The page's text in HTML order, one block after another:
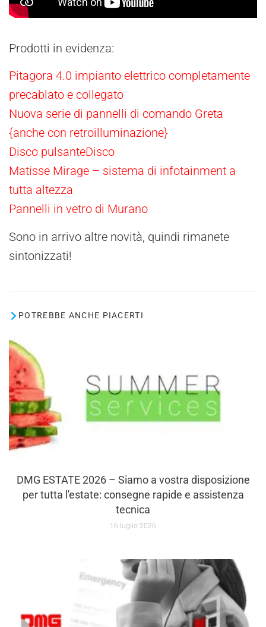
Prodotti in evidenza:
Pitagora 4.0 impianto elettrico completamente
precablato e collegato
Nuova serie di pannelli di comando Greta
{anche con retroilluminazione}
Disco pulsanteDisco
Matisse Mirage – sistema di infotainment a
tutta altezza
Pannelli in vetro di Murano
Sono in arrivo altre novità, quindi rimanete
sintonizzati!
POTREBBE ANCHE PIACERTI
DMG ESTATE 2026 – Siamo a vostra disposizione
per tutta l'estate: consegne rapide e assistenza
tecnica
16 luglio 2026